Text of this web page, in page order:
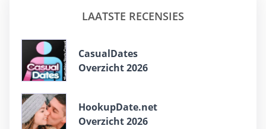
LAATSTE RECENSIES
CasualDates
Overzicht 2026
HookupDate.net
Overzicht 2026